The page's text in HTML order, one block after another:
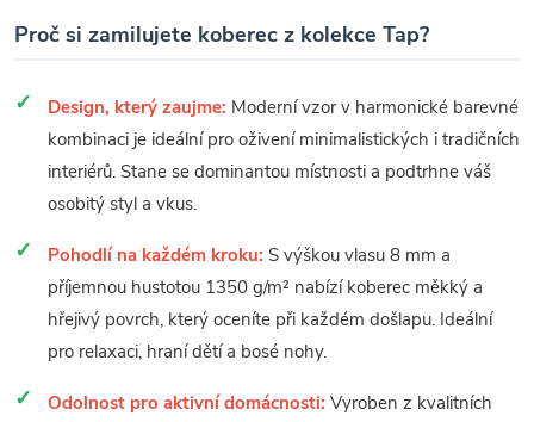
Proč si zamilujete koberec z kolekce Tap?
Design, který zaujme: Moderní vzor v harmonické barevné
kombinaci je ideální pro oživení minimalistických i tradičních
interiérů. Stane se dominantou místnosti a podtrhne váš
osobitý styl a vkus.
Pohodlí na každém kroku: S výškou vlasu 8 mm a
příjemnou hustotou 1350 g/m² nabízí koberec měkký a
hřejivý povrch, který oceníte při každém došlapu. Ideální
pro relaxaci, hraní dětí a bosé nohy.
Odolnost pro aktivní domácnosti: Vyroben z kvalitních